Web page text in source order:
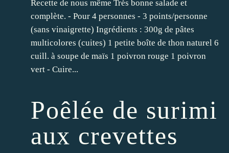
Recette de nous même Très bonne salade et
complète. - Pour 4 personnes - 3 points/personne
(sans vinaigrette) Ingrédients : 300g de pâtes
multicolores (cuites) 1 petite boîte de thon naturel 6
cuill. à soupe de maïs 1 poivron rouge 1 poivron
vert - Cuire...
Poêlée de surimi
aux crevettes